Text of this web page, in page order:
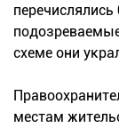
схеме они
местам